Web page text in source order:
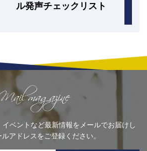
ル発声チェックリスト
ベントなど最新情報をメールでお届けし
アドレスをご登録ください。